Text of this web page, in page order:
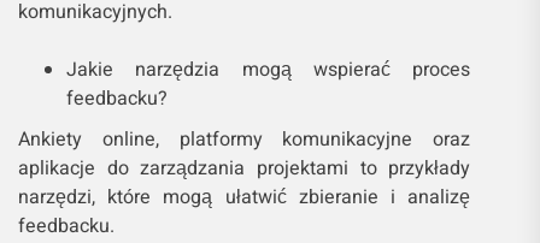
komunikacyjnych.
Jakie narzędzia mogą wspierać proces
feedbacku?
Ankiety online, platformy komunikacyjne oraz
aplikacje do zarządzania projektami to przykłady
narzędzi, które mogą ułatwić zbieranie i analizę
feedbacku.